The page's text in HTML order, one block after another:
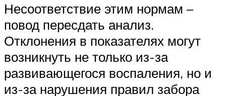
Несоответствие этим нормам –
повод пересдать анализ.
Отклонения в показателях могут
возникнуть не только из-за
развивающегося воспаления, но и
из-за нарушения правил забора